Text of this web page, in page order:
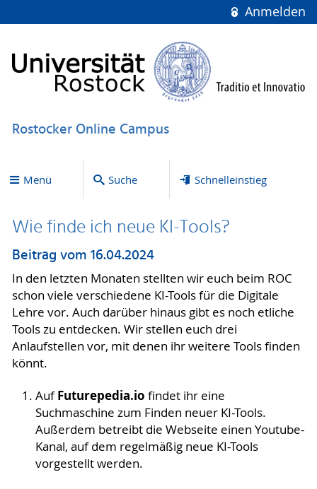
Anmelden
Rostocker Online Campus
Menü Suche Schnelleinstieg
Wie finde ich neue KI-Tools?
Beitrag vom 16.04.2024
In den letzten Monaten stellten wir euch beim ROC
schon viele verschiedene KI-Tools für die Digitale
Lehre vor. Auch darüber hinaus gibt es noch etliche
Tools zu entdecken. Wir stellen euch drei
Anlaufstellen vor, mit denen ihr weitere Tools finden
könnt.
AufFuturepedia.io findet ihr eine
Suchmaschine zum Finden neuer KI-Tools.
Außerdem betreibt die Webseite einen Youtube-
Kanal, auf dem regelmäßig neue KI-Tools
vorgestellt werden.